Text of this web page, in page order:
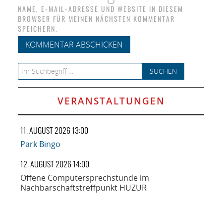
NAME, E-MAIL-ADRESSE UND WEBSITE IN DIESEM
BROWSER FÜR MEINEN NÄCHSTEN KOMMENTAR
SPEICHERN.
Search for:
VERANSTALTUNGEN
11. AUGUST 2026 13:00
Park Bingo
12. AUGUST 2026 14:00
Offene Computersprechstunde im
Nachbarschaftstreffpunkt HUZUR